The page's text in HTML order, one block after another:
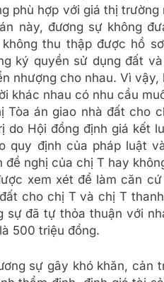
phù hợp với giá thị
này, đương sự không
không thu thập được hồ
ký quyền sử dụng đất
nhượng cho nhau. Vì
khác nhau có nhu cầu
Tòa án giao nhà đất cho
do Hội đồng định giá kết
quy định của pháp luật
đề nghị của chị T hay
xem xét để làm căn
cho chị T và chị T
sự đã tự thỏa thuận với
500 triệu đồng.
sự gây khó khăn, cản